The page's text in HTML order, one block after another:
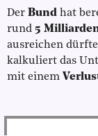
Der Bund hat
rund 5
ausreichen
kalkuliert das
mit einem